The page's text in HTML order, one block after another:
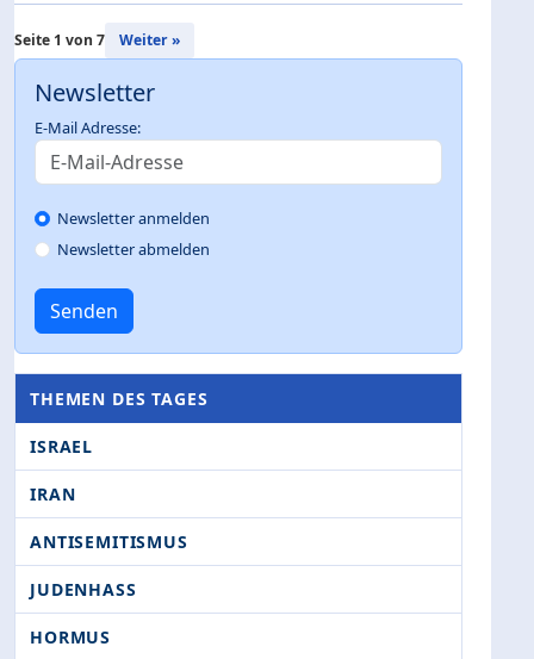
Seite 1 von 7 Weiter »
Newsletter
E-Mail Adresse:
Newsletter anmelden
Newsletter abmelden
Senden
THEMEN DES TAGES
ISRAEL
IRAN
ANTISEMITISMUS
JUDENHASS
HORMUS